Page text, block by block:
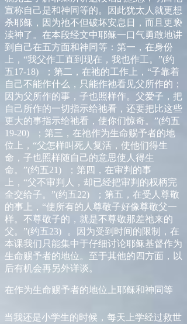
宣称自己是和神同等的。因此犹太人就更想
杀耶稣，因为祂不但破坏安息日，而且更亵
渎神了。在本段经文中耶稣一口气勇敢地讲
到自己在五方面和神同等：第一，在身份
上， “我父作工直到现在，我也作工。 ”(约
五17-18) ；第二，在祂的工作上， “子靠着
自己不能作什么，只能作祂看见父所作的；
因为父所作的事，子也照样作。父爱子，把
自己所作的一切指示给祂看，还要把比这些
更大的事指示给祂看，使你们惊奇。 ”(约五
19-20)
；第三，在祂作为生命赐予者的地
位上， “父怎样叫死人复活，使他们得生
命，子也照样随自己的意思使人得生
命。 ”(约五21 )
；第四，在审判的事
上， “父不审判人，却已经把审判的权柄完
全交给子。 ”(约五22)
；第五，在受人尊敬
的事上， “使所有的人尊敬子好像尊敬父一
样。不尊敬子的，就是不尊敬那差祂来的
父。 ”(约五23)
。因为受到时间的限制，在
本课我们只能集中于仔细讨论耶稣基督作为
生命赐予者的地位。至于其他的四方面，以
后有机会再另外详谈。
在作为生命赐予者的地位上耶稣和神同等
当我还是小学生的时候，每天上学经过救世